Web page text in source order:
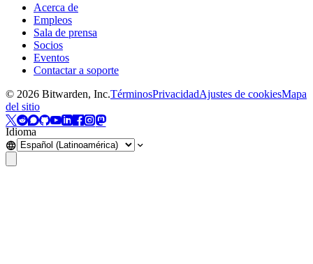
Acerca de
Empleos
Sala de prensa
Socios
Eventos
Contactar a soporte
© 2026 Bitwarden, Inc.TérminosPrivacidadAjustes de cookiesMapa
del sitio
Idioma